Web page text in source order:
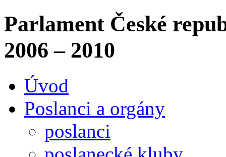
Parlament České
2006 – 2010
Úvod
Poslanci a orgány
poslanci